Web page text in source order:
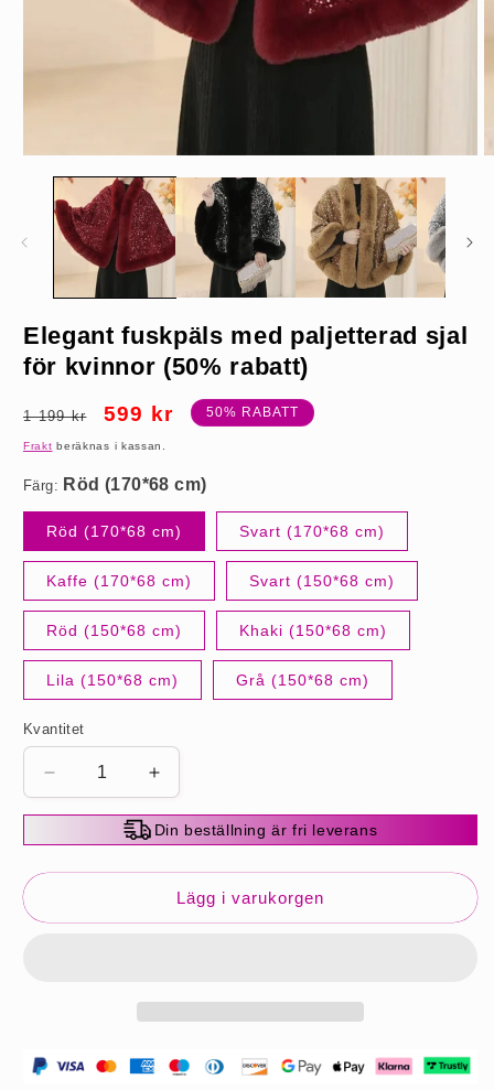
mediet
modalfönster
Elegant fuskpäls med paljetterad sjal
för kvinnor (50% rabatt)
Ordinarie
pris
1 199 kr Försäljningspris
599 kr 50% RABATT
Frakt beräknas i kassan.
Färg:
Röd (170*68 cm) Svart (170*68 cm)
Kaffe (170*68 cm) Svart (150*68 cm)
Röd (150*68 cm) Khaki (150*68 cm)
Lila (150*68 cm) Grå (150*68 cm)
Kvantitet
Minska
kvantitet
Elegant
fuskpäls
paljetterad
Öka
kvantitet
för
Elegant
fuskpäls
med
paljetterad
Din beställning är fri leverans
Lägg i varukorgen